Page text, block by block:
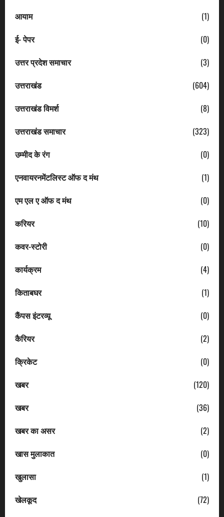
आयाम
(1)
ई- पेपर
(0)
उत्तर प्रदेश समाचार
(3)
उत्तराखंड
(604)
उत्तराखंड विमर्श
(8)
उत्तराखंड समाचार
(323)
उम्मीद के रंग
(0)
एनवायरनमेंटलिस्ट ऑफ द मंथ
(1)
एम एल ए ऑफ द मंथ
(0)
करियर
(10)
कवर-स्टोरी
(0)
कार्यक्रम
(4)
किताबघर
(1)
कैंपस इंटरव्यू
(0)
कैरियर
(2)
क्रिकेट
(0)
खबर
(120)
खबर
(36)
खबर का असर
(2)
खास मुलाकात
(0)
खुलासा
(1)
खेलकूद
(72)